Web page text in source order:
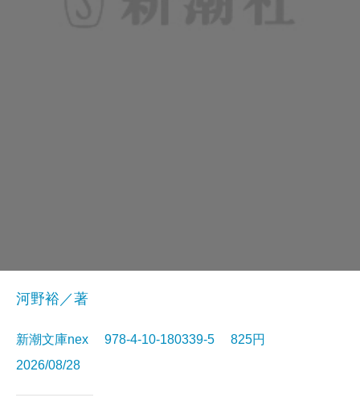
河野裕／著
新潮文庫nex 978-4-10-180339-5 825円
2026/08/28